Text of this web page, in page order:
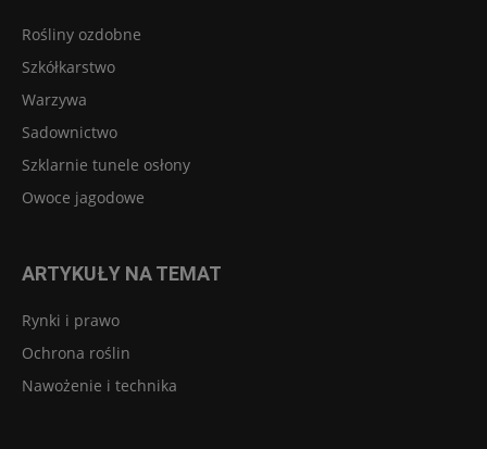
Rośliny ozdobne
Szkółkarstwo
Warzywa
Sadownictwo
Szklarnie tunele osłony
Owoce jagodowe
ARTYKUŁY NA TEMAT
Rynki i prawo
Ochrona roślin
Nawożenie i technika